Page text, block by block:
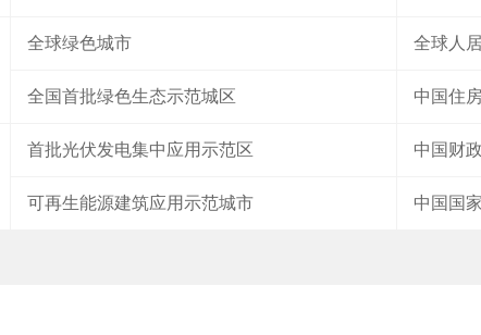
全球绿色城市 全球人
全国首批绿色生态示范城区 中国住
首批光伏发电集中应用示范区 中国财
可再生能源建筑应用示范城市 中国国